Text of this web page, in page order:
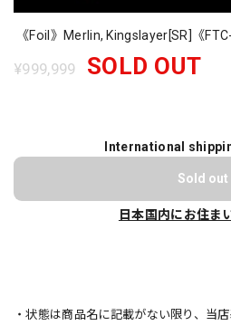
《Foil》Merlin, Kingslayer[SR]《FTC-
¥999,999 SOLD OUT
International
Sold out
日本国内にお住ま
・状態は商品名に記載がない限り、当